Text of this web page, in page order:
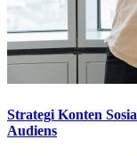
Strategi Konten
Audiens